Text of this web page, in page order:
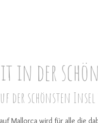
in der
der schönsten
Mallorca wird für alle die